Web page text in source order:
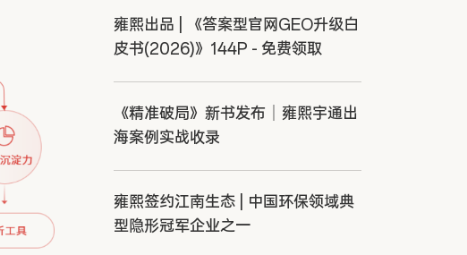
雍熙出品 | 《答案型官网GEO升级白
皮书(2026)》144P - 免费领取
《精准破局》新书发布｜雍熙宇通出
海案例实战收录
雍熙签约江南生态 | 中国环保领域典
型隐形冠军企业之一